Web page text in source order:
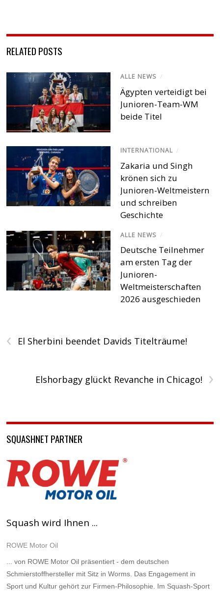
RELATED POSTS
ALLE NEWS /
Ägypten verteidigt bei
Junioren-Team-WM
beide Titel
INTERNATIONAL /
Zakaria und Singh
krönen sich zu
Junioren-Weltmeistern
und schreiben
Geschichte
ALLE NEWS /
Deutsche Teilnehmer
am ersten Tag der
Junioren-
Weltmeisterschaften
2026 ausgeschieden
‹ El Sherbini beendet Davids Titelträume!
›
Elshorbagy glückt Revanche in Chicago!
SQUASHNET PARTNER
Squash wird Ihnen ...
ROWE Motor Oil
... von ROWE Motor Oil präsentiert - dem deutschen
Schmierstoffhersteller mit Sitz in Worms. Das Engagement in
Sport und Kultur gehört zur Firmen-Philosophie. Im Squash-Sport